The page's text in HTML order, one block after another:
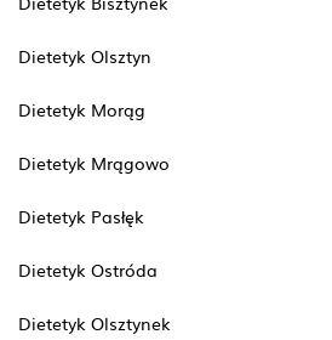
Dietetyk Olsztyn
Dietetyk Morąg
Dietetyk Mrągowo
Dietetyk Pasłęk
Dietetyk Ostróda
Dietetyk Olsztynek